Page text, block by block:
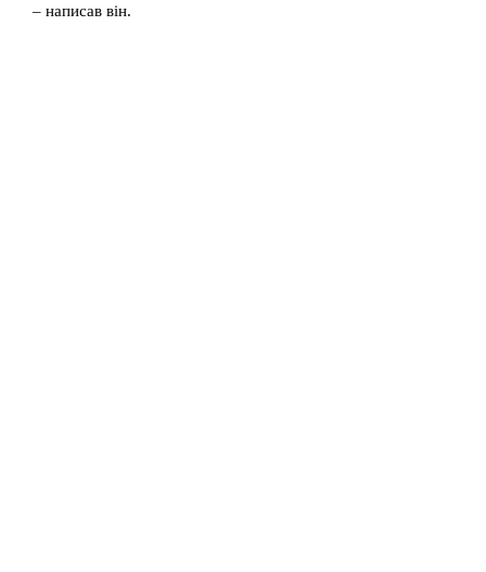
– написав він.